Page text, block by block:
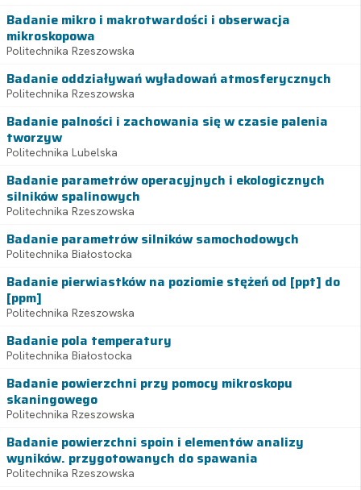
Badanie mikro i makrotwardości i obserwacja
mikroskopowa
Politechnika Rzeszowska
Badanie oddziaływań wyładowań atmosferycznych
Politechnika Rzeszowska
Badanie palności i zachowania się w czasie palenia
tworzyw
Politechnika Lubelska
Badanie parametrów operacyjnych i ekologicznych
silników spalinowych
Politechnika Rzeszowska
Badanie parametrów silników samochodowych
Politechnika Białostocka
Badanie pierwiastków na poziomie stężeń od [ppt] do
[ppm]
Politechnika Rzeszowska
Badanie pola temperatury
Politechnika Białostocka
Badanie powierzchni przy pomocy mikroskopu
skaningowego
Politechnika Rzeszowska
Badanie powierzchni spoin i elementów analizy
wyników. przygotowanych do spawania
Politechnika Rzeszowska